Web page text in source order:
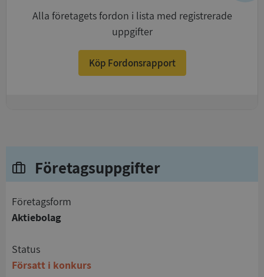
Alla företagets fordon i lista med registrerade
uppgifter
Köp Fordonsrapport
Företagsuppgifter
företagsform
Aktiebolag
status
Försatt i konkurs